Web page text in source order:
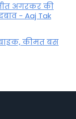
अगरकर की
- Aaj Tak
बाइक, कीमत बस